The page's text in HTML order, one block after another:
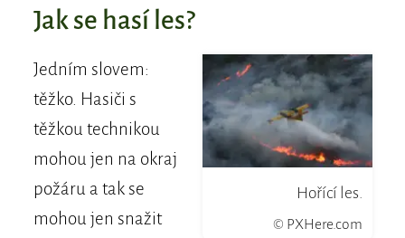
Jak se hasí les?
Hořící les.
© PXHere.com
Jedním slovem:
těžko. Hasiči s
těžkou technikou
mohou jen na okraj
požáru a tak se
mohou jen snažit